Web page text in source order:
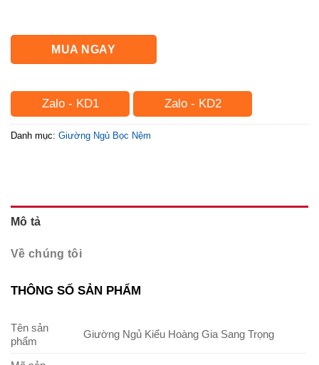
MUA NGAY
Zalo - KD1 Zalo - KD2
Danh mục: Giường Ngủ Bọc Nệm
Mô tả
Về chúng tôi
THÔNG SỐ SẢN PHẨM
Tên sản
phẩm
Giường Ngủ Kiểu Hoàng Gia Sang Trọng